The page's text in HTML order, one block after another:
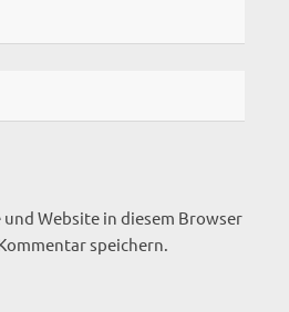
und Website in diesem Browser
speichern.